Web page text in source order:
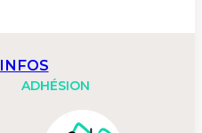
INFOS
ADHÉSION